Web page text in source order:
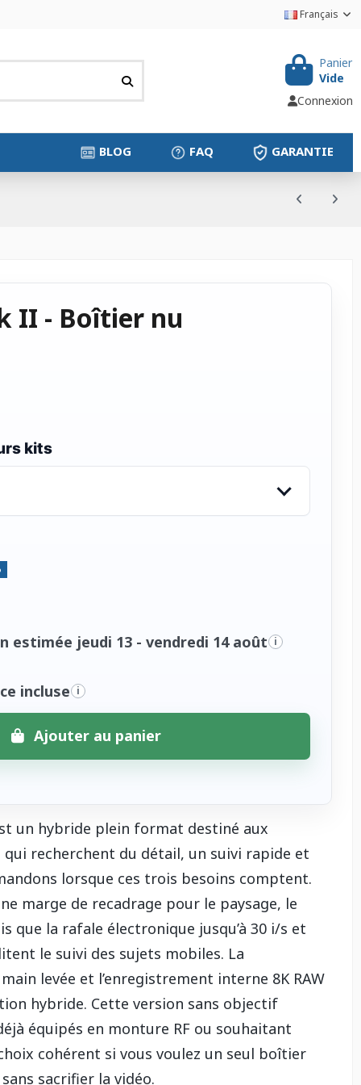
Français
Panier
Vide
Connexion
GARANTIE
FAQ
BLOG
II - Boîtier nu
kits
estimée jeudi 13 - vendredi 14 août i
incluse i
Ajouter au panier
un hybride plein format destiné aux
recherchent du détail, un suivi rapide et
lorsque ces trois besoins comptent.
marge de recadrage pour le paysage, le
que la rafale électronique jusqu’à 30 i/s et
le suivi des sujets mobiles. La
levée et l’enregistrement interne 8K RAW
hybride. Cette version sans objectif
équipés en monture RF ou souhaitant
cohérent si vous voulez un seul boîtier
sacrifier la vidéo.